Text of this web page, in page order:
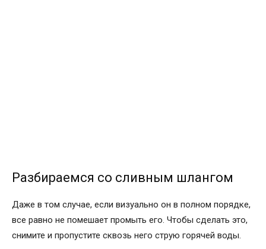
Разбираемся со сливным шлангом
Даже в том случае, если визуально он в полном порядке,
все равно не помешает промыть его. Чтобы сделать это,
снимите и пропустите сквозь него струю горячей воды.